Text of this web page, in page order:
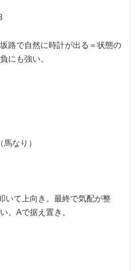
路で自然に時計が出る＝状態の
にも強い。
なり）
いて上向き。最終で気配が整
。Aで据え置き。